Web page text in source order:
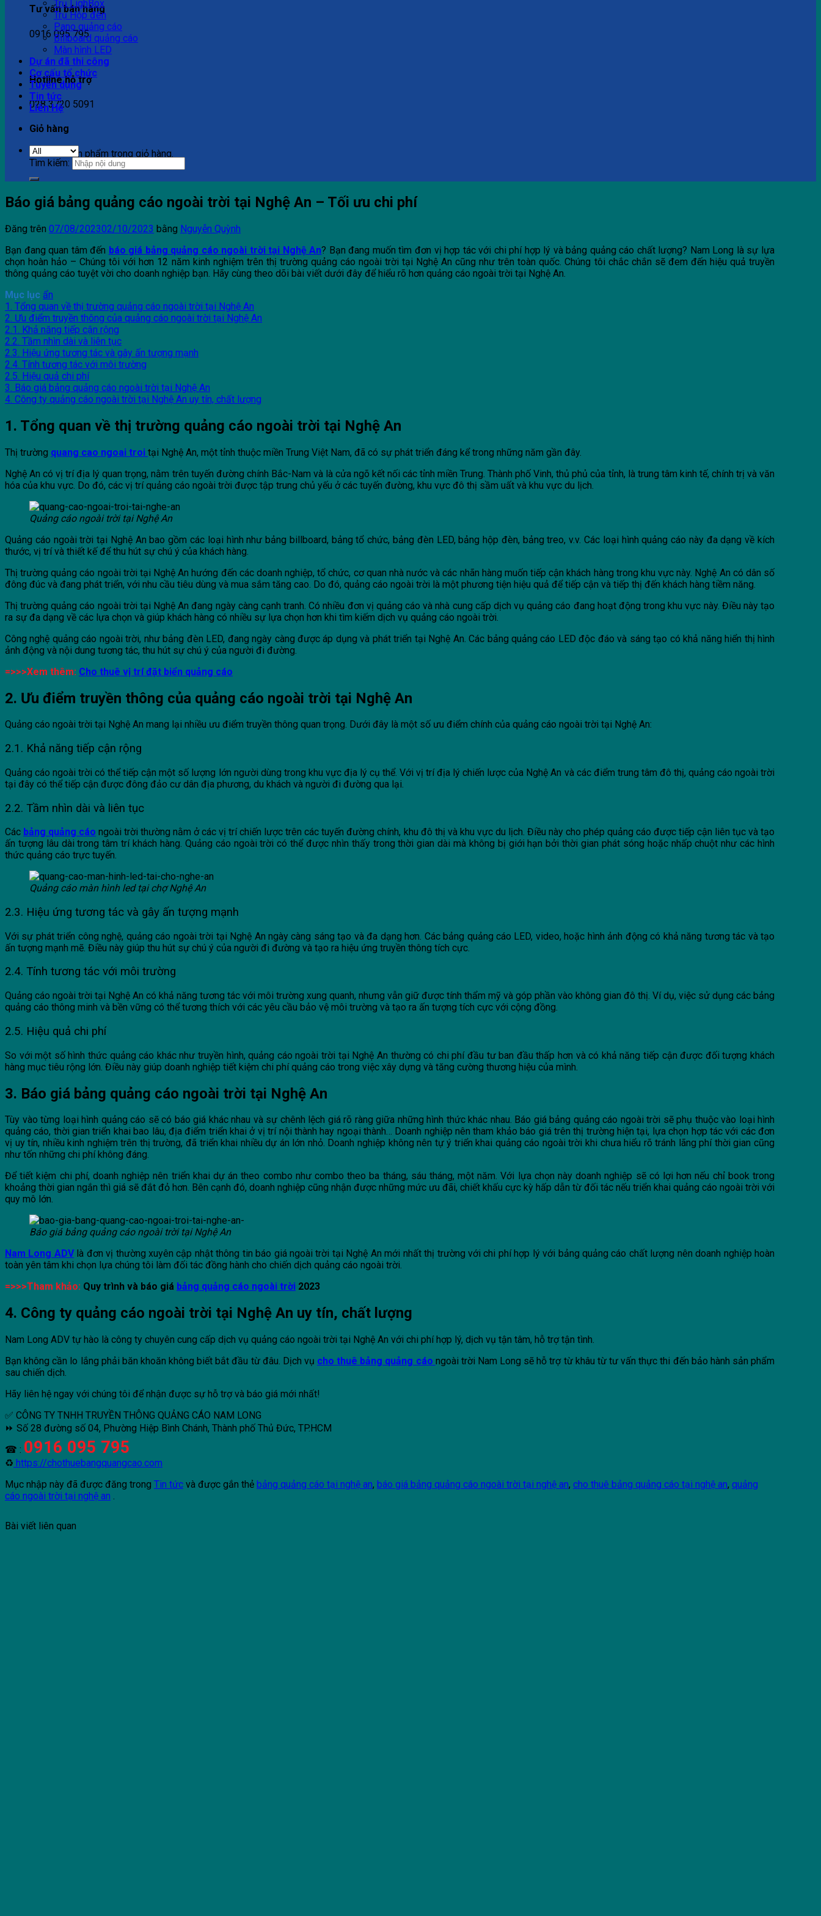
Tư vấn bán hàng
0916 095 795
Hotline hỗ trợ
028 3720 5091
Giỏ hàng
Chưa có sản phẩm trong giỏ hàng.
Trụ LighBox
Trụ Hộp đèn
Pano quảng cáo
Billboard quảng cáo
Màn hình LED
Dự án đã thi công
Cơ cấu tổ chức
Tuyển dụng
Tin tức
Liên Hệ
Tìm kiếm:
Báo giá bảng quảng cáo ngoài trời tại Nghệ An – Tối ưu chi phí
Đăng trên 07/08/202302/10/2023 bằng Nguyễn Quỳnh
Bạn đang quan tâm đến báo giá bảng quảng cáo ngoài trời tại Nghệ An? Bạn đang muốn tìm đơn vị hợp tác với chi phí hợp lý và bảng quảng cáo chất lượng? Nam Long là sự lựa
chọn hoàn hảo – Chúng tôi với hơn 12 năm kinh nghiệm trên thị trường quảng cáo ngoài trời tại Nghệ An cũng như trên toàn quốc. Chúng tôi chắc chắn sẽ đem đến hiệu quả truyền
thông quảng cáo tuyệt vời cho doanh nghiệp bạn. Hãy cùng theo dõi bài viết dưới đây để hiểu rõ hơn quảng cáo ngoài trời tại Nghệ An.
Mục lục ẩn
1. Tổng quan về thị trường quảng cáo ngoài trời tại Nghệ An
2. Ưu điểm truyền thông của quảng cáo ngoài trời tại Nghệ An
2.1. Khả năng tiếp cận rộng
2.2. Tầm nhìn dài và liên tục
2.3. Hiệu ứng tương tác và gây ấn tượng mạnh
2.4. Tính tương tác với môi trường
2.5. Hiệu quả chi phí
3. Báo giá bảng quảng cáo ngoài trời tại Nghệ An
4. Công ty quảng cáo ngoài trời tại Nghệ An uy tín, chất lượng
1. Tổng quan về thị trường quảng cáo ngoài trời tại Nghệ An
Thị trường quang cao ngoai troi tại Nghệ An, một tỉnh thuộc miền Trung Việt Nam, đã có sự phát triển đáng kể trong những năm gần đây.
Nghệ An có vị trí địa lý quan trọng, nằm trên tuyến đường chính Bắc-Nam và là cửa ngõ kết nối các tỉnh miền Trung. Thành phố Vinh, thủ phủ của tỉnh, là trung tâm kinh tế, chính trị và văn
hóa của khu vực. Do đó, các vị trí quảng cáo ngoài trời được tập trung chủ yếu ở các tuyến đường, khu vực đô thị sầm uất và khu vực du lịch.
Quảng cáo ngoài trời tại Nghệ An
Quảng cáo ngoài trời tại Nghệ An bao gồm các loại hình như bảng billboard, bảng tổ chức, bảng đèn LED, bảng hộp đèn, bảng treo, v.v. Các loại hình quảng cáo này đa dạng về kích
thước, vị trí và thiết kế để thu hút sự chú ý của khách hàng.
Thị trường quảng cáo ngoài trời tại Nghệ An hướng đến các doanh nghiệp, tổ chức, cơ quan nhà nước và các nhãn hàng muốn tiếp cận khách hàng trong khu vực này. Nghệ An có dân số
đông đúc và đang phát triển, với nhu cầu tiêu dùng và mua sắm tăng cao. Do đó, quảng cáo ngoài trời là một phương tiện hiệu quả để tiếp cận và tiếp thị đến khách hàng tiềm năng.
Thị trường quảng cáo ngoài trời tại Nghệ An đang ngày càng cạnh tranh. Có nhiều đơn vị quảng cáo và nhà cung cấp dịch vụ quảng cáo đang hoạt động trong khu vực này. Điều này tạo
ra sự đa dạng về các lựa chọn và giúp khách hàng có nhiều sự lựa chọn hơn khi tìm kiếm dịch vụ quảng cáo ngoài trời.
Công nghệ quảng cáo ngoài trời, như bảng đèn LED, đang ngày càng được áp dụng và phát triển tại Nghệ An. Các bảng quảng cáo LED độc đáo và sáng tạo có khả năng hiển thị hình
ảnh động và nội dung tương tác, thu hút sự chú ý của người đi đường.
=>>>Xem thêm: Cho thuê vị trí đặt biển quảng cáo
2. Ưu điểm truyền thông của quảng cáo ngoài trời tại Nghệ An
Quảng cáo ngoài trời tại Nghệ An mang lại nhiều ưu điểm truyền thông quan trọng. Dưới đây là một số ưu điểm chính của quảng cáo ngoài trời tại Nghệ An:
2.1. Khả năng tiếp cận rộng
Quảng cáo ngoài trời có thể tiếp cận một số lượng lớn người dùng trong khu vực địa lý cụ thể. Với vị trí địa lý chiến lược của Nghệ An và các điểm trung tâm đô thị, quảng cáo ngoài trời
tại đây có thể tiếp cận được đông đảo cư dân địa phương, du khách và người đi đường qua lại.
2.2. Tầm nhìn dài và liên tục
Các bảng quảng cáo ngoài trời thường nằm ở các vị trí chiến lược trên các tuyến đường chính, khu đô thị và khu vực du lịch. Điều này cho phép quảng cáo được tiếp cận liên tục và tạo
ấn tượng lâu dài trong tâm trí khách hàng. Quảng cáo ngoài trời có thể được nhìn thấy trong thời gian dài mà không bị giới hạn bởi thời gian phát sóng hoặc nhấp chuột như các hình
thức quảng cáo trực tuyến.
Quảng cáo màn hình led tại chợ Nghệ An
2.3. Hiệu ứng tương tác và gây ấn tượng mạnh
Với sự phát triển công nghệ, quảng cáo ngoài trời tại Nghệ An ngày càng sáng tạo và đa dạng hơn. Các bảng quảng cáo LED, video, hoặc hình ảnh động có khả năng tương tác và tạo
ấn tượng mạnh mẽ. Điều này giúp thu hút sự chú ý của người đi đường và tạo ra hiệu ứng truyền thông tích cực.
2.4. Tính tương tác với môi trường
Quảng cáo ngoài trời tại Nghệ An có khả năng tương tác với môi trường xung quanh, nhưng vẫn giữ được tính thẩm mỹ và góp phần vào không gian đô thị. Ví dụ, việc sử dụng các bảng
quảng cáo thông minh và bền vững có thể tương thích với các yêu cầu bảo vệ môi trường và tạo ra ấn tượng tích cực với cộng đồng.
2.5. Hiệu quả chi phí
So với một số hình thức quảng cáo khác như truyền hình, quảng cáo ngoài trời tại Nghệ An thường có chi phí đầu tư ban đầu thấp hơn và có khả năng tiếp cận được đối tượng khách
hàng mục tiêu rộng lớn. Điều này giúp doanh nghiệp tiết kiệm chi phí quảng cáo trong việc xây dựng và tăng cường thương hiệu của mình.
3. Báo giá bảng quảng cáo ngoài trời tại Nghệ An
Tùy vào từng loại hình quảng cáo sẽ có báo giá khác nhau và sự chênh lệch giá rõ ràng giữa những hình thức khác nhau. Báo giá bảng quảng cáo ngoài trời sẽ phụ thuộc vào loại hình
quảng cáo, thời gian triển khai bao lâu, địa điểm triển khai ở vị trí nội thành hay ngoại thành… Doanh nghiệp nên tham khảo báo giá trên thị trường hiện tại, lựa chọn hợp tác với các đơn
vị uy tín, nhiều kinh nghiệm trên thị trường, đã triển khai nhiều dự án lớn nhỏ. Doanh nghiệp không nên tự ý triển khai quảng cáo ngoài trời khi chưa hiểu rõ tránh lãng phí thời gian cũng
như tốn những chi phí không đáng.
Để tiết kiệm chi phí, doanh nghiệp nên triển khai dự án theo combo như combo theo ba tháng, sáu tháng, một năm. Với lựa chọn này doanh nghiệp sẽ có lợi hơn nếu chỉ book trong
khoảng thời gian ngắn thì giá sẽ đắt đỏ hơn. Bên cạnh đó, doanh nghiệp cũng nhận được những mức ưu đãi, chiết khấu cực kỳ hấp dẫn từ đối tác nếu triển khai quảng cáo ngoài trời với
quy mô lớn.
Báo giá bảng quảng cáo ngoài trời tại Nghệ An
Nam Long ADVlà đơn vị thường xuyên cập nhật thông tin báo giá ngoài trời tại Nghệ An mới nhất thị trường với chi phí hợp lý với bảng quảng cáo chất lượng nên doanh nghiệp hoàn
toàn yên tâm khi chọn lựa chúng tôi làm đối tác đồng hành cho chiến dịch quảng cáo ngoài trời.
=>>>Tham khảo: Quy trình và báo giá bảng quảng cáo ngoài trời 2023
4. Công ty quảng cáo ngoài trời tại Nghệ An uy tín, chất lượng
Nam Long ADV tự hào là công ty chuyên cung cấp dịch vụ quảng cáo ngoài trời tại Nghệ An với chi phí hợp lý, dịch vụ tận tâm, hỗ trợ tận tình.
Bạn không cần lo lắng phải băn khoăn không biết bắt đầu từ đâu. Dịch vụ cho thuê bảng quảng cáo ngoài trời Nam Long sẽ hỗ trợ từ khâu từ tư vấn thực thi đến bảo hành sản phẩm
sau chiến dịch.
Hãy liên hệ ngay với chúng tôi để nhận được sự hỗ trợ và báo giá mới nhất!
✅ CÔNG TY TNHH TRUYỀN THÔNG QUẢNG CÁO NAM LONG
⏩ Số 28 đường số 04, Phường Hiệp Bình Chánh, Thành phố Thủ Đức, TP.HCM
☎ : 0916 095 795
♻ https://chothuebangquangcao.com
Mục nhập này đã được đăng trong Tin tức và được gắn thẻ bảng quảng cáo tại nghệ an, báo giá bảng quảng cáo ngoài trời tại nghệ an, cho thuê bảng quảng cáo tại nghệ an, quảng
cáo ngoài trời tại nghệ an .
Bài viết liên quan